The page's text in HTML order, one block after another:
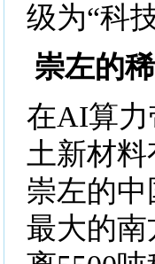
级为“科
崇左的
在AI算力
土新材
崇左的
最大的